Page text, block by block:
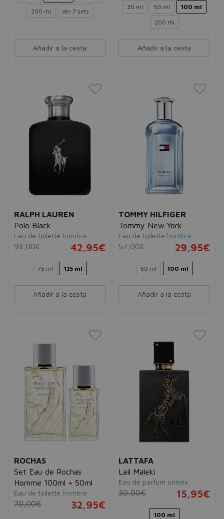
200 ml Ver 7 sets
Añadir a la cesta
30 ml 50 ml 100 ml
200 ml
Añadir a la cesta
RALPH LAUREN
Polo Black
Eau de toilette hombre
93,00€ 42,95€
75 ml 125 ml
Añadir a la cesta
TOMMY HILFIGER
Tommy New York
Eau de toilette hombre
57,00€ 29,95€
50 ml 100 ml
Añadir a la cesta
ROCHAS
Set Eau de Rochas
Homme 100ml + 50ml
Eau de toilette hombre
70,00€ 32,95€
LATTAFA
Lail Maleki
Eau de parfum unisex
30,00€ 15,95€
100 ml